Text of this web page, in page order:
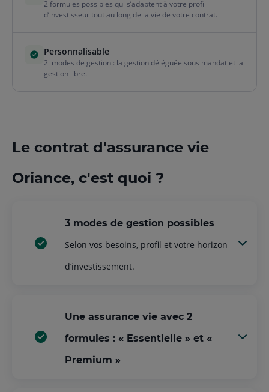
2 formules possibles qui s’adaptent à votre profil
d’investisseur tout au long de la vie de votre contrat.
Personnalisable
2 modes de gestion : la gestion déléguée sous mandat et la
gestion libre.
Le contrat d'assurance vie
Oriance, c'est quoi ?
3 modes de gestion possibles
Selon vos besoins, profil et votre horizon
d’investissement.
Une assurance vie avec 2
formules : « Essentielle » et «
Premium »